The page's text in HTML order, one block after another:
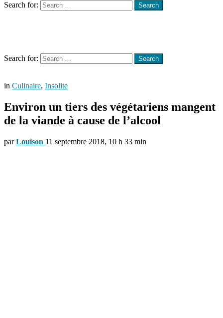
Search for:
Search
Search for:
Search
in Culinaire, Insolite
Environ un tiers des végétariens mangent
de la viande à cause de l’alcool
par Louison 11 septembre 2018, 10 h 33 min